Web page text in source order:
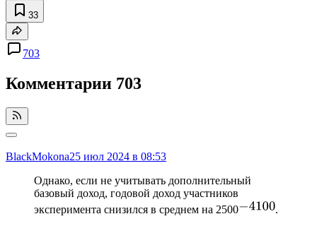
33
703
Комментарии 703
BlackMokona25 июл 2024 в 08:53
Однако, если не учитывать дополнительный
базовый доход, годовой доход участников
эксперимента снизился в среднем на 2500
.